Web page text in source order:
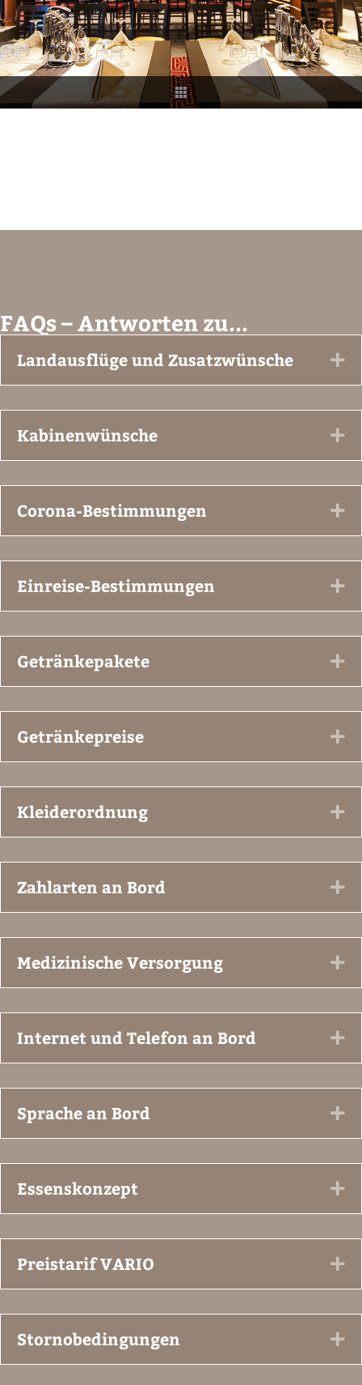
FAQs – Antworten zu...
Landausflüge und Zusatzwünsche
Kabinenwünsche
Corona-Bestimmungen
Einreise-Bestimmungen
Getränkepakete
Getränkepreise
Kleiderordnung
Zahlarten an Bord
Medizinische Versorgung
Internet und Telefon an Bord
Sprache an Bord
Essenskonzept
Preistarif VARIO
Stornobedingungen